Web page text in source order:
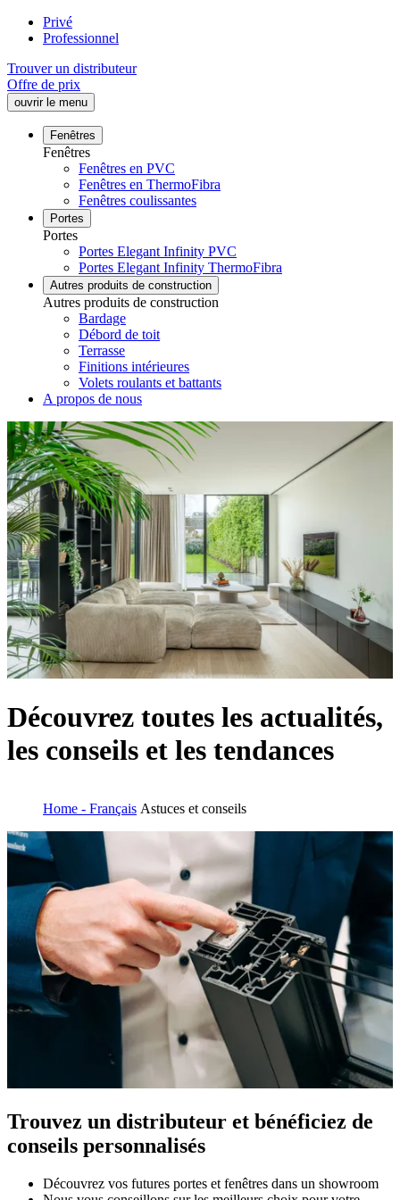
Privé
Professionnel
Trouver un distributeur
Offre de prix
ouvrir le menu
Fenêtres
Fenêtres
Fenêtres en PVC
Fenêtres en ThermoFibra
Fenêtres coulissantes
Portes
Portes
Portes Elegant Infinity PVC
Portes Elegant Infinity ThermoFibra
Autres produits de construction
Autres produits de construction
Bardage
Débord de toit
Terrasse
Finitions intérieures
Volets roulants et battants
A propos de nous
Découvrez toutes les actualités,
les conseils et les tendances
Home - Français Astuces et conseils
Trouvez un distributeur et bénéficiez de
conseils personnalisés
Découvrez vos futures portes et fenêtres dans un showroom